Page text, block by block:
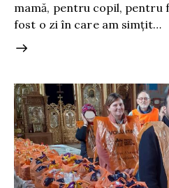
mamă, pentru copil,
fost o zi în care am simțit…